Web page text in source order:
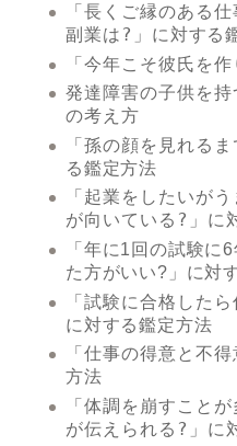
「長くご縁のある
副業は?」 に対する
「今年こそ彼氏を
発達障害の子供を
の考え方
「孫の顔を見れる
る鑑定方法
「起業をしたいが
が向いている?」 に
「年に1回の試験に
た方がいい?」 に対
「試験に合格した
に対する鑑定方法
「仕事の得意と不
方法
「体調を崩すこと
が伝えられる?」 に